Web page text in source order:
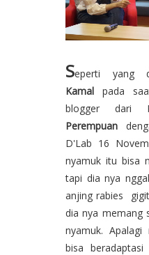
Seperti yang
Kamal pada
blogger dari
Perempuan
D'Lab 16
nyamuk itu bisa
tapi dia nya
anjing rabies
dia nya memang
nyamuk. Apalagi
bisa beradaptasi